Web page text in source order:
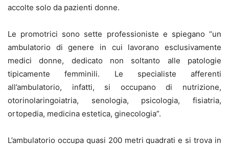
accolte solo da pazienti donne.
Le promotrici sono sette professioniste e spiegano “un
ambulatorio di genere in cui lavorano esclusivamente
medici donne, dedicato non soltanto alle patologie
tipicamente femminili. Le specialiste afferenti
all’ambulatorio, infatti, si occupano di nutrizione,
otorinolaringoiatria, senologia, psicologia, fisiatria,
ortopedia, medicina estetica, ginecologia”.
L’ambulatorio occupa quasi 200 metri quadrati e si trova in